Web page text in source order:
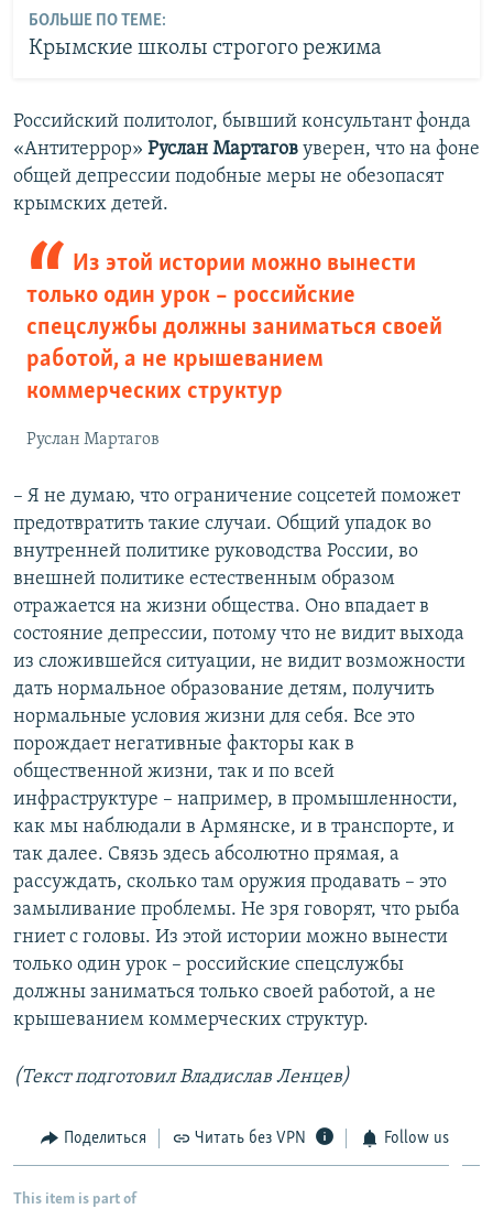
БОЛЬШЕ ПО ТЕМЕ:
Крымские школы строгого режима
Российский политолог, бывший консультант фонда
«Антитеррор» Руслан Мартагов уверен, что на фоне
общей депрессии подобные меры не обезопасят
крымских детей.
Из этой истории можно вынести
только один урок – российские
спецслужбы должны заниматься своей
работой, а не крышеванием
коммерческих структур
Руслан Мартагов
– Я не думаю, что ограничение соцсетей поможет
предотвратить такие случаи. Общий упадок во
внутренней политике руководства России, во
внешней политике естественным образом
отражается на жизни общества. Оно впадает в
состояние депрессии, потому что не видит выхода
из сложившейся ситуации, не видит возможности
дать нормальное образование детям, получить
нормальные условия жизни для себя. Все это
порождает негативные факторы как в
общественной жизни, так и по всей
инфраструктуре – например, в промышленности,
как мы наблюдали в Армянске, и в транспорте, и
так далее. Связь здесь абсолютно прямая, а
рассуждать, сколько там оружия продавать – это
замыливание проблемы. Не зря говорят, что рыба
гниет с головы. Из этой истории можно вынести
только один урок – российские спецслужбы
должны заниматься только своей работой, а не
крышеванием коммерческих структур.
(Текст подготовил Владислав Ленцев)
Поделиться Читать без VPN Follow us
This item is part of